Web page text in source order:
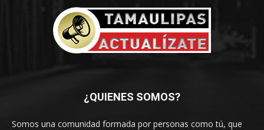
¿QUIENES SOMOS?
Somos una comunidad formada por personas como tú, que